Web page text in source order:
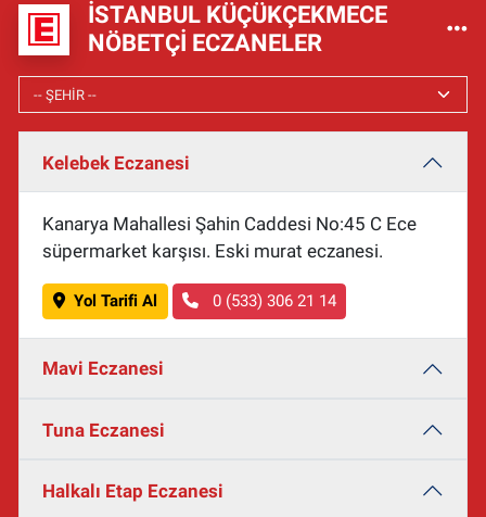
İSTANBUL KÜÇÜKÇEKMECE
NÖBETÇI ECZANELER
Kelebek Eczanesi
Kanarya Mahallesi Şahin Caddesi No:45 C Ece
süpermarket karşısı. Eski murat eczanesi.
Yol Tarifi Al 0 (533) 306 21 14
Mavi Eczanesi
Tuna Eczanesi
Halkalı Etap Eczanesi